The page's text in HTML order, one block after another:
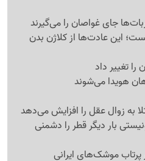
جای غواصان را می‌گیرند
این عادت‌ها از کلاژن بدن
تغییر داد
هویدا می‌شوند
به زوال عقل را افزایش می‌دهد
بار دیگر قطر را دشمنی
پرتاب موشک‌های ایرانی